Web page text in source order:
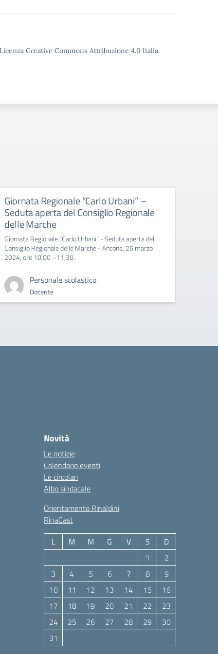
Creative Commons Attribuzione 4.0 Italia.
Giornata Regionale “Carlo Urbani” –
Seduta aperta del Consiglio Regionale
delle Marche
Giornata Regionale "Carlo Urbani" - Seduta aperta del
Consiglio Regionale delle Marche - Ancona, 26 marzo
2024, ore 10,00 –11,30.
Personale scolastico
Docente
Novità
Le notizie
Calendario eventi
Le circolari
Albo sindacale
Orientamento Rinaldini
RinaCast
L M M G V S
D
1
2
3
4 5 6 7 8
9
10
11 12 13 14 15
16
17
18 19 20 21 22
23
24
25 26 27 28 29
30
31